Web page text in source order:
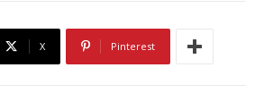
X Pinterest